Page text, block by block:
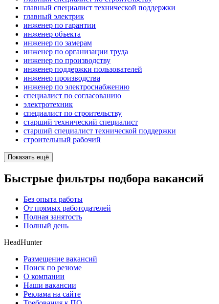
главный специалист технической поддержки
главный электрик
инженер по гарантии
инженер объекта
инженер по замерам
инженер по организации труда
инженер по производству
инженер поддержки пользователей
инженер производства
инженер по электроснабжению
специалист по согласованию
электротехник
специалист по строительству
старший технический специалист
старший специалист технической поддержки
строительный рабочий
Показать ещё
Быстрые фильтры подбора вакансий
Без опыта работы
От прямых работодателей
Полная занятость
Полный день
HeadHunter
Размещение вакансий
Поиск по резюме
О компании
Наши вакансии
Реклама на сайте